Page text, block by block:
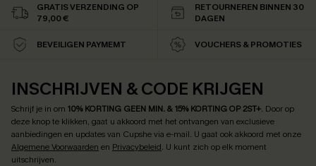
GRATIS VERZENDING OP
79,00 €
RETOURNEREN BINNEN 30
DAGEN
BEVEILIGEN PAYMEMT VOUCHERS & PROMOTIES
INSCHRIJVEN & CODE KRIJGEN
Schrijf je in om 10% KORTING GEEN MIN. & 15% KORTING OP 2ST+. Door op
deze knop te klikken, gaat u akkoord met het ontvangen van exclusieve
aanbiedingen en updates van Cupshe via e-mail. U gaat ook akkoord met onze
Algemene Voorwaarden en Privacybeleid. U kunt zich op elk moment
uitschrijven.